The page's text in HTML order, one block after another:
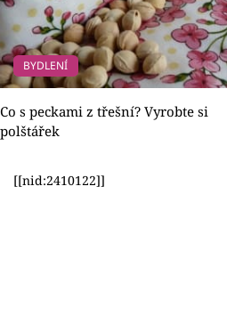
BYDLENÍ
Co s peckami z třešní? Vyrobte si
polštářek
[[nid:2410122]]